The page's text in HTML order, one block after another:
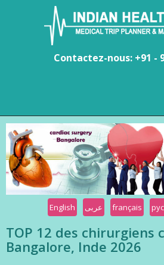
Contactez-nous: +91 -
ACCUEIL
CHIRURGIENS
LES HÔPITAUX
TOURISME
English عربى français
TOP 12 des chirurgiens
Bangalore, Inde 2026